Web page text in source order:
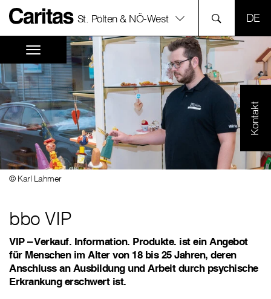
St. Pölten & NÖ-West
Kontakt
© Karl Lahmer
bbo VIP
VIP – Verkauf. Information. Produkte. ist ein Angebot
für Menschen im Alter von 18 bis 25 Jahren, deren
Anschluss an Ausbildung und Arbeit durch psychische
Erkrankung erschwert ist.